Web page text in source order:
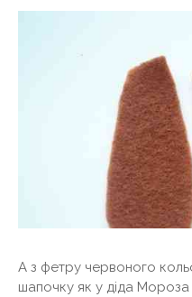
А з фетру червоного
шапочку як у діда Мороза